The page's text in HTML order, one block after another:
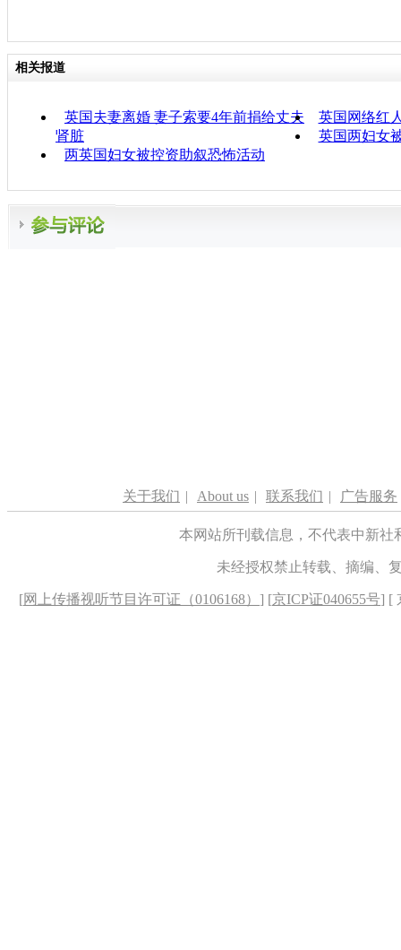
相关报道
英国夫妻离婚 妻子索要4年前捐给丈夫
肾脏
英国网络红
英国两妇女
两英国妇女被控资助叙恐怖活动
关于我们 | About us | 联系我们 | 广告服务
本网站所刊载信息，不代表中新
未经授权禁止转载、摘编、
[网上传播视听节目许可证（0106168） ] [京ICP证040655号] [